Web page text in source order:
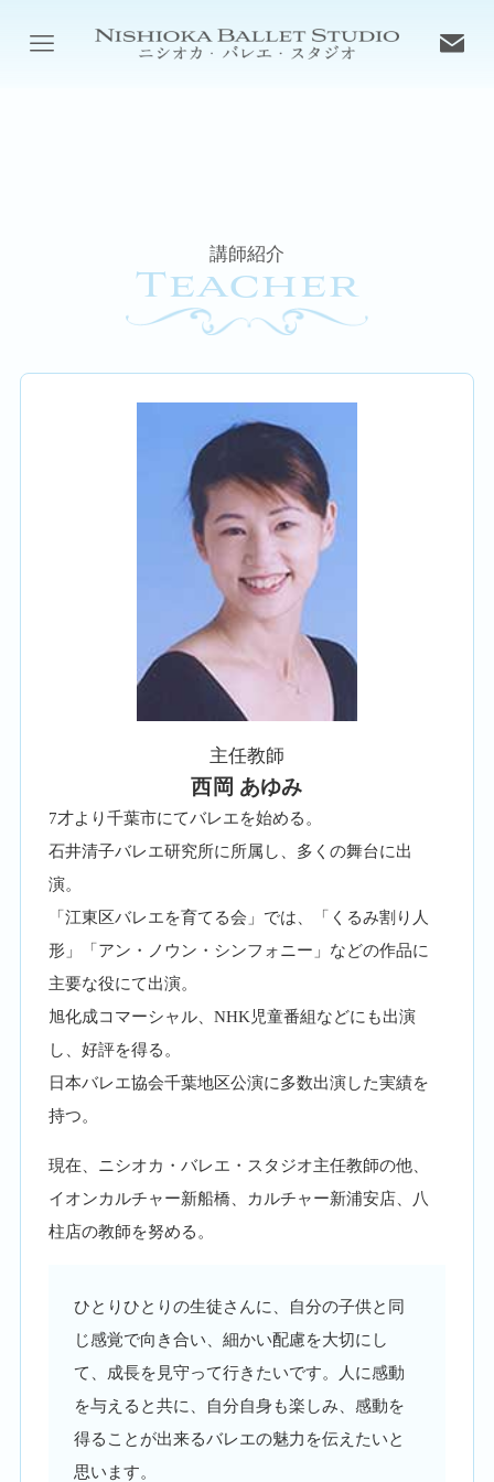
講師紹介
Teacher
主任教師
西岡 あゆみ
7才より千葉市にてバレエを始める。
石井清子バレエ研究所に所属し、多くの舞台に出
演。
「江東区バレエを育てる会」では、「くるみ割り人
形」「アン・ノウン・シンフォニー」などの作品に
主要な役にて出演。
旭化成コマーシャル、NHK児童番組などにも出演
し、好評を得る。
日本バレエ協会千葉地区公演に多数出演した実績を
持つ。
現在、ニシオカ・バレエ・スタジオ主任教師の他、
イオンカルチャー新船橋、カルチャー新浦安店、八
柱店の教師を努める。
ひとりひとりの生徒さんに、自分の子供と同
じ感覚で向き合い、細かい配慮を大切にし
て、成長を見守って行きたいです。人に感動
を与えると共に、自分自身も楽しみ、感動を
得ることが出来るバレエの魅力を伝えたいと
思います。